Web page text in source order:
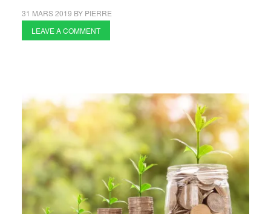
31 MARS 2019 BY PIERRE
LEAVE A COMMENT